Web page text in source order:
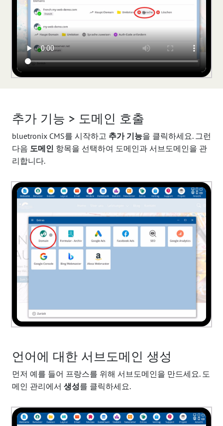
추가 기능 > 도메인 호출
bluetronix CMS를 시작하고 추가 기능을 클릭하세요. 그런
다음 도메인 항목을 선택하여 도메인과 서브도메인을 관
리합니다.
언어에 대한 서브도메인 생성
먼저 예를 들어 프랑스를 위해 서브도메인을 만드세요. 도
메인 관리에서 생성를 클릭하세요.